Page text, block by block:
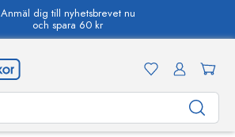
Anmäl dig till nyhetsbrevet nu
och spara 60 kr